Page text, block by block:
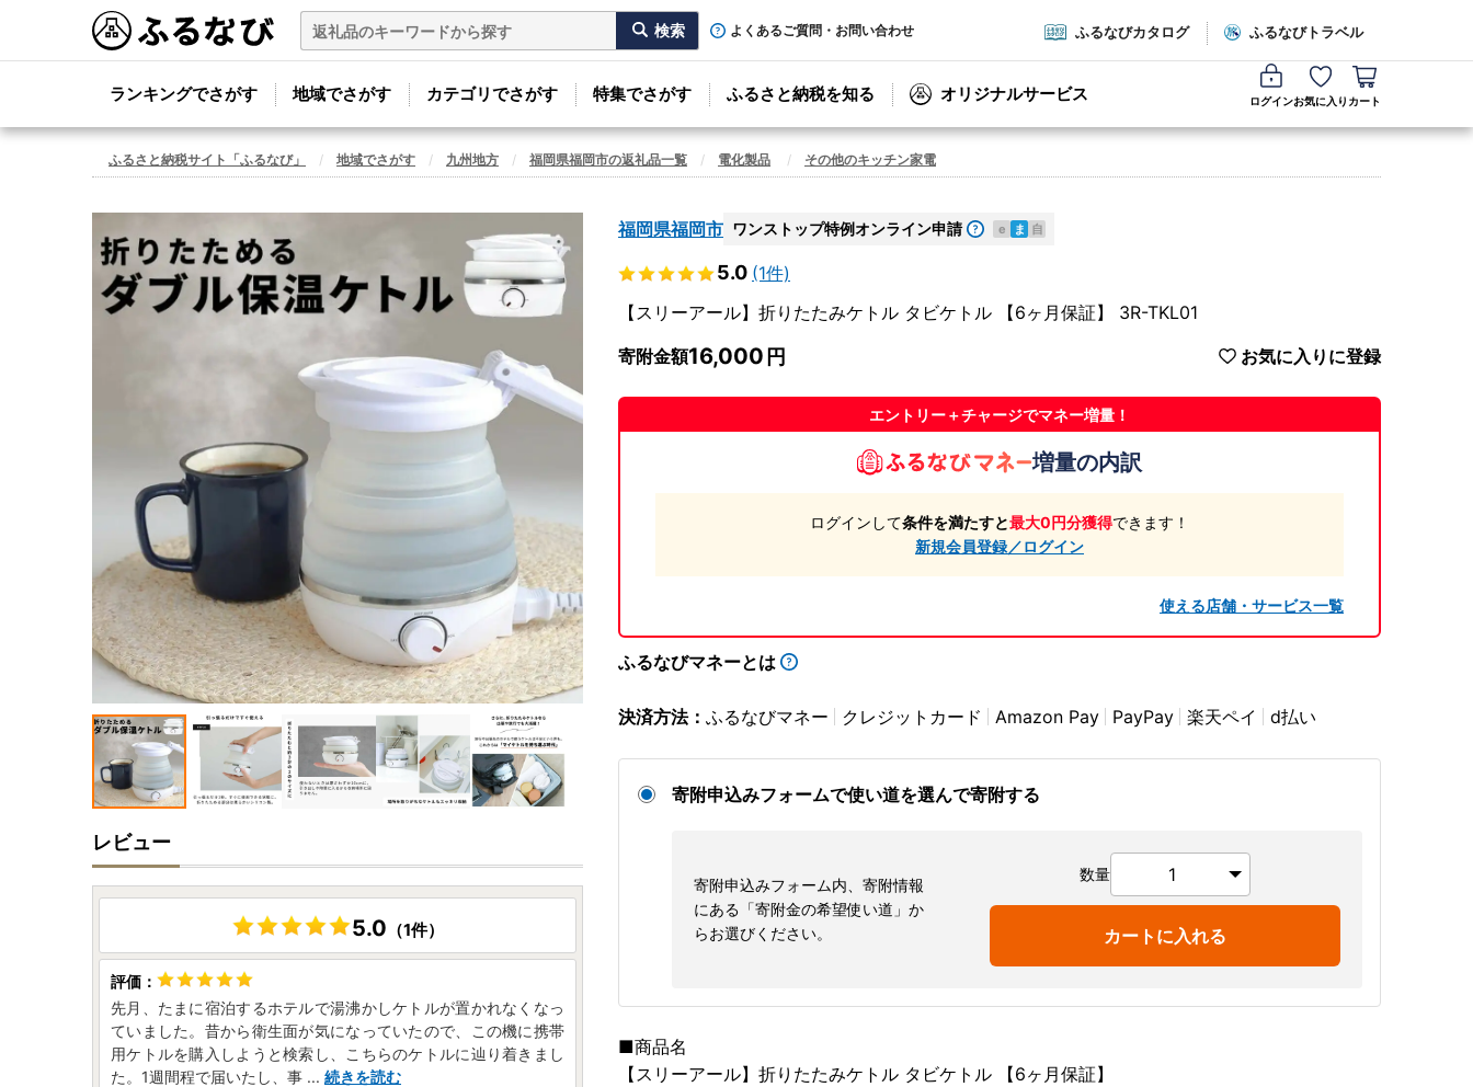
よくあるご質問・お問い合わせ ふるなびカタログ ふるなびトラベル
ランキングでさがす 地域でさがす カテゴリでさがす 特集でさがす ふるさと納税を知る オリジナルサービス ログインお気に入り カート
ふるさと納税サイト「ふるなび」 地域でさがす 九州地方 福岡県福岡市の返礼品一覧 電化製品 その他のキッチン家電
福岡県福岡市 ワンストップ特例オンライン申請 e ま 自
5.0 (1件)
【スリーアール】折りたたみケトル タビケトル 【6ヶ月保証】 3R-TKL01
寄附金額16,000 お気に入りに登録
エントリー＋チャージでマネー増量！
増量の内訳
ログインして条件を満たすと最大0円分獲得できます！
新規会員登録／ログイン
使える店舗・サービス一覧
ふるなびマネーとは
決済方法： ふるなびマネー クレジットカード Amazon Pay PayPay 楽天ペイ d払い
寄附申込みフォームで使い道を選んで寄附する
寄附申込みフォーム内、寄附情報
にある「寄附金の希望使い道」か
らお選びください。
数量
カートに入れる
■商品名
【スリーアール】折りたたみケトル タビケトル 【6ヶ月保証】
レビュー
5.0 （1件）
先月、たまに宿泊するホテルで湯沸かしケトルが置かれなくなっ
ていました。昔から衛生面が気になっていたので、この機に携帯
用ケトルを購入しようと検索し、こちらのケトルに辿り着きまし
た。1週間程で届いたし、事 ... 続きを読む